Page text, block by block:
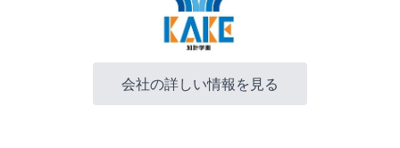
会社の詳しい情報を見る